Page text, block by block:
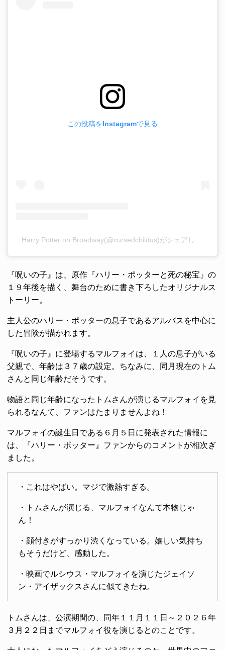
この投稿をInstagramで見る
『呪いの子』は、原作『ハリー・ポッターと死の秘宝』の
１９年後を描く、舞台のために書き下ろしたオリジナルス
トーリー。
主人公のハリー・ポッターの息子であるアルバスを中心に
した冒険が描かれます。
『呪いの子』に登場するマルフォイは、１人の息子がいる
父親で、年齢は３７歳の設定。ちなみに、同月現在のトム
さんと同じ年齢だそうです。
物語と同じ年齢になったトムさんが演じるマルフォイを見
られるなんて、ファンはたまりませんよね！
マルフォイの誕生日である６月５日に発表された情報に
は、『ハリー・ポッター』ファンからのコメントが相次ぎ
ました。
・これはやばい。マジで激熱すぎる。
・トムさんが演じる、マルフォイなんて本物じゃ
ん！
・顔付きがすっかり渋くなっている。嬉しい気持ち
もそうだけど、感動した。
・映画でルシウス・マルフォイを演じたジェイソ
ン・アイザックスさんに似てきたね。
トムさんは、公演期間の、同年１１月１１日～２０２６年
３月２２日までマルフォイ役を演じるとのことです。